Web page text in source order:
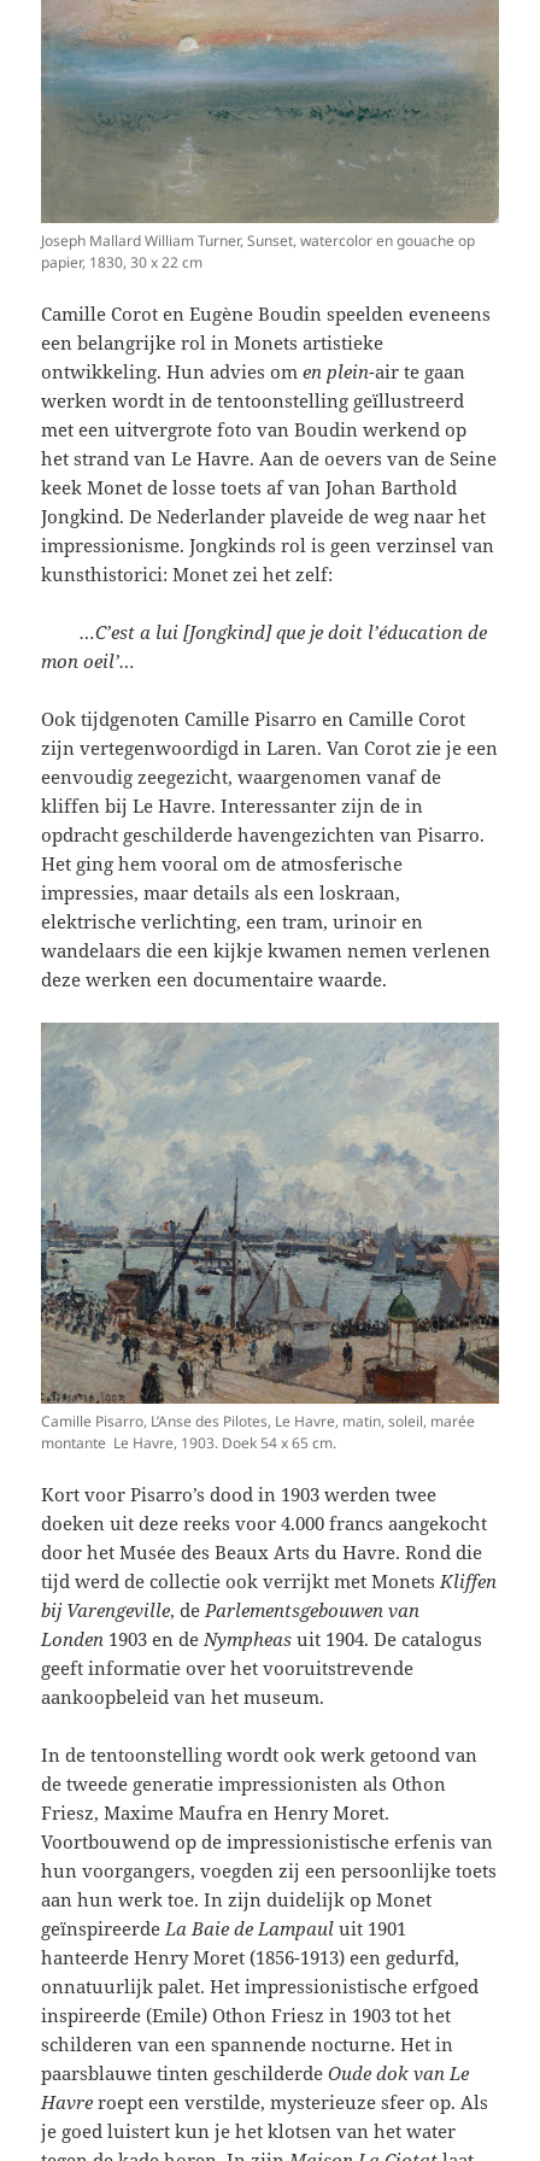
Joseph Mallard William Turner, Sunset, watercolor en gouache op
papier, 1830, 30 x 22 cm
Camille Corot en Eugène Boudin speelden eveneens
een belangrijke rol in Monets artistieke
ontwikkeling. Hun advies omen plein-air te gaan
werken wordt in de tentoonstelling geïllustreerd
met een uitvergrote foto van Boudin werkend op
het strand van Le Havre. Aan de oevers van de Seine
keek Monet de losse toets af van Johan Barthold
Jongkind. De Nederlander plaveide de weg naar het
impressionisme. Jongkinds rol is geen verzinsel van
kunsthistorici: Monet zei het zelf:
…C’est a lui [Jongkind] que je doit l’éducation de
mon oeil’…
Ook tijdgenoten Camille Pisarro en Camille Corot
zijn vertegenwoordigd in Laren. Van Corot zie je een
eenvoudig zeegezicht, waargenomen vanaf de
kliffen bij Le Havre. Interessanter zijn de in
opdracht geschilderde havengezichten van Pisarro.
Het ging hem vooral om de atmosferische
impressies, maar details als een loskraan,
elektrische verlichting, een tram, urinoir en
wandelaars die een kijkje kwamen nemen verlenen
deze werken een documentaire waarde.
Camille Pisarro, L’Anse des Pilotes, Le Havre, matin, soleil, marée
montante Le Havre, 1903. Doek 54 x 65 cm.
Kort voor Pisarro’s dood in 1903 werden twee
doeken uit deze reeks voor 4.000 francs aangekocht
door het Musée des Beaux Arts du Havre. Rond die
tijd werd de collectie ook verrijkt met MonetsKliffen
bij Varengeville, deParlementsgebouwen van
Londen 1903 en deNympheas uit 1904. De catalogus
geeft informatie over het vooruitstrevende
aankoopbeleid van het museum.
In de tentoonstelling wordt ook werk getoond van
de tweede generatie impressionisten als Othon
Friesz, Maxime Maufra en Henry Moret.
Voortbouwend op de impressionistische erfenis van
hun voorgangers, voegden zij een persoonlijke toets
aan hun werk toe. In zijn duidelijk op Monet
geïnspireerdeLa Baie de Lampaul uit 1901
hanteerde Henry Moret (1856-1913) een gedurfd,
onnatuurlijk palet. Het impressionistische erfgoed
inspireerde (Emile) Othon Friesz in 1903 tot het
schilderen van een spannende nocturne. Het in
paarsblauwe tinten geschilderdeOude dok van Le
Havre roept een verstilde, mysterieuze sfeer op. Als
je goed luistert kun je het klotsen van het water